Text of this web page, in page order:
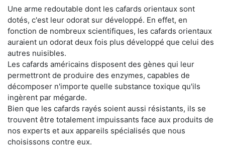
Une arme redoutable dont les cafards orientaux sont
dotés, c'est leur odorat sur développé. En effet, en
fonction de nombreux scientifiques, les cafards orientaux
auraient un odorat deux fois plus développé que celui des
autres nuisibles.
Les cafards américains disposent des gènes qui leur
permettront de produire des enzymes, capables de
décomposer n'importe quelle substance toxique qu'ils
ingèrent par mégarde.
Bien que les cafards rayés soient aussi résistants, ils se
trouvent être totalement impuissants face aux produits de
nos experts et aux appareils spécialisés que nous
choisissons contre eux.